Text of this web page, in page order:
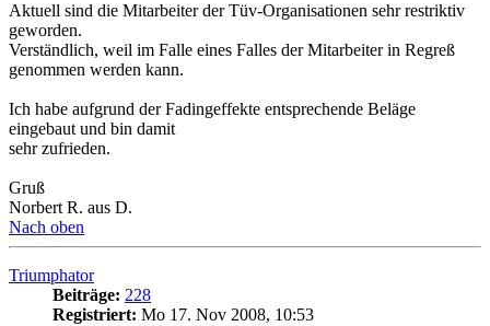
Aktuell sind die Mitarbeiter der Tüv-Organisationen sehr restriktiv
geworden.
Verständlich, weil im Falle eines Falles der Mitarbeiter in Regreß
genommen werden kann.
Ich habe aufgrund der Fadingeffekte entsprechende Beläge
eingebaut und bin damit
sehr zufrieden.
Gruß
Norbert R. aus D.
Nach oben
Triumphator
Beiträge: 228
Registriert: Mo 17. Nov 2008, 10:53